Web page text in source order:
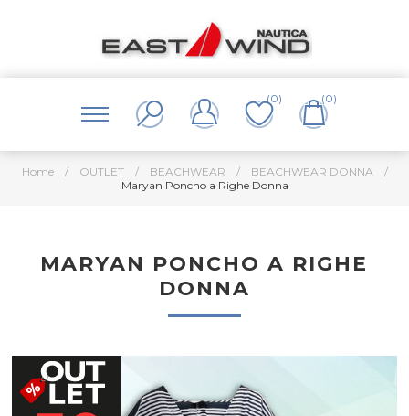
(0) (0)
Home / OUTLET / BEACHWEAR / BEACHWEAR DONNA
/
Maryan Poncho a Righe Donna
MARYAN PONCHO A RIGHE
DONNA